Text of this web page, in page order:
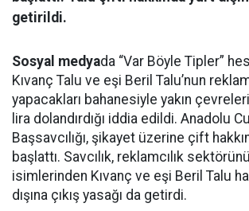
getirildi.
Sosyal medyada “Var Böyle Tipler”
Kıvanç Talu ve eşi Beril Talu’nun
yapacakları bahanesiyle yakın
lira dolandırdığı iddia edildi. Anadolu
Başsavcılığı, şikayet üzerine çift
başlattı. Savcılık, reklamcılık
isimlerinden Kıvanç ve eşi Beril Talu
dışına çıkış yasağı da getirdi.